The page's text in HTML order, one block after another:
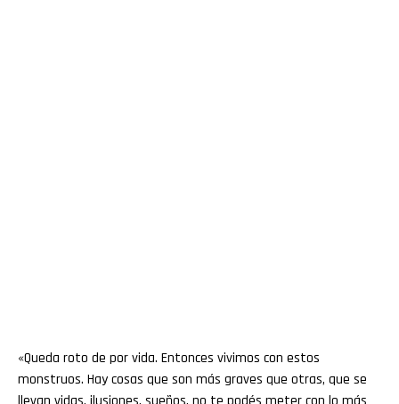
«Queda roto de por vida. Entonces vivimos con estos
monstruos. Hay cosas que son más graves que otras, que se